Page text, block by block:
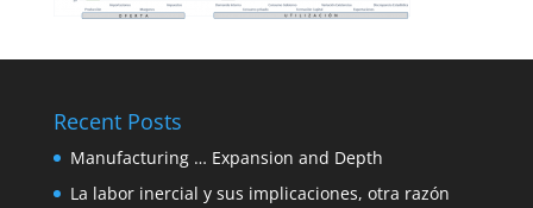
Recent Posts
Manufacturing … Expansion and Depth
La labor inercial y sus implicaciones, otra razón